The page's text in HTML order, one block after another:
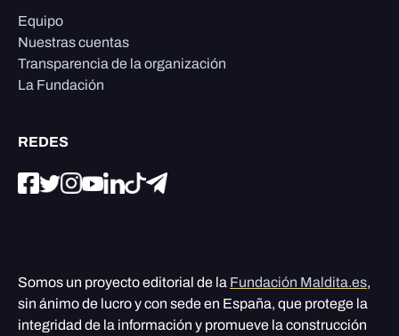
Equipo
Nuestras cuentas
Transparencia de la organización
La Fundación
REDES
Somos un proyecto editorial de la Fundación Maldita.es,
sin ánimo de lucro y con sede en España, que protege la
integridad de la información y promueve la construcción